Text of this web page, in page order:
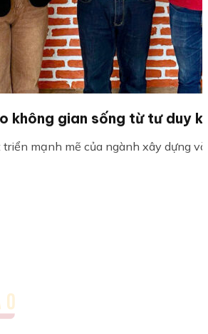
không gian sống từ tư duy
mạnh mẽ của ngành xây dựng